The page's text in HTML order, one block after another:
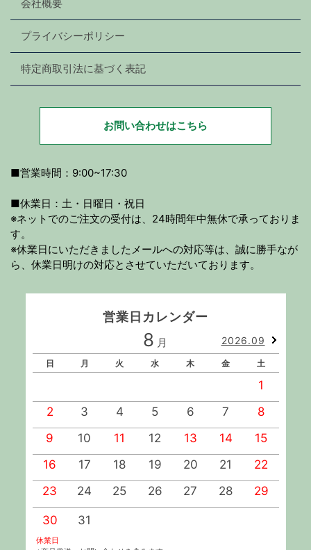
会社概要
プライバシーポリシー
特定商取引法に基づく表記
お問い合わせはこちら
■営業時間：9:00~17:30
■休業日：土・日曜日・祝日
※ネットでのご注文の受付は、24時間年中無休で承っておりま
す。
※休業日にいただきましたメールへの対応等は、誠に勝手なが
ら、休業日明けの対応とさせていただいております。
営業日カレンダー
8 月 2026.09
日 月 火 水 木 金 土
1
2
3 4 5 6 7
8
9
10 11 12 13 14
15
16
17 18 19 20 21
22
23
24 25 26 27 28 29
30 31
休業日